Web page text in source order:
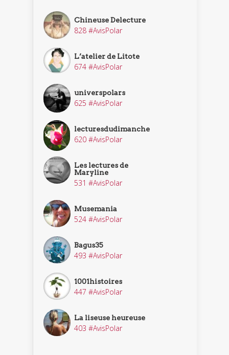
Chineuse Delecture
828 #AvisPolar
L’atelier de Litote
674 #AvisPolar
universpolars
625 #AvisPolar
lecturesdudimanche
620 #AvisPolar
Les lectures de
Maryline
531 #AvisPolar
Musemania
524 #AvisPolar
Bagus35
493 #AvisPolar
1001histoires
447 #AvisPolar
La liseuse heureuse
403 #AvisPolar